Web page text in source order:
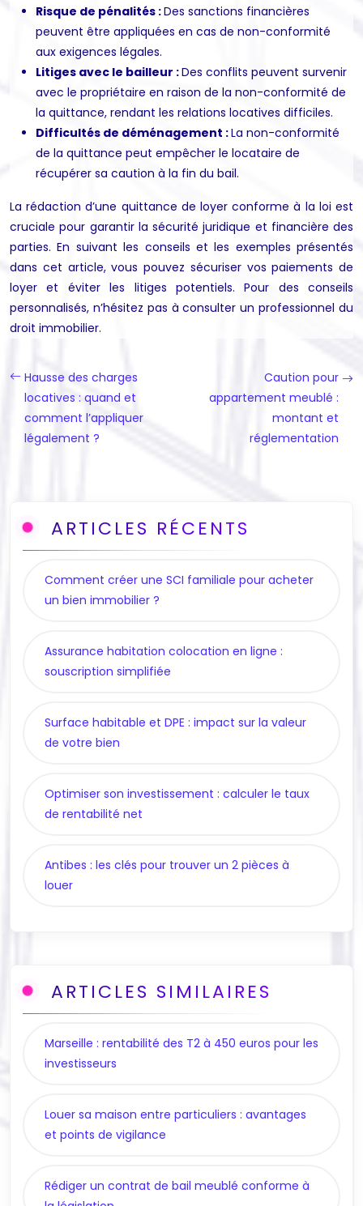
Risque de pénalités :Des sanctions financières
peuvent être appliquées en cas de non-conformité
aux exigences légales.
Litiges avec le bailleur :Des conflits peuvent survenir
avec le propriétaire en raison de la non-conformité de
la quittance, rendant les relations locatives difficiles.
Difficultés de déménagement :La non-conformité
de la quittance peut empêcher le locataire de
récupérer sa caution à la fin du bail.
La rédaction d’une quittance de loyer conforme à la loi est
cruciale pour garantir la sécurité juridique et financière des
parties. En suivant les conseils et les exemples présentés
dans cet article, vous pouvez sécuriser vos paiements de
loyer et éviter les litiges potentiels. Pour des conseils
personnalisés, n’hésitez pas à consulter un professionnel du
droit immobilier.
Hausse des charges
locatives : quand et
comment l’appliquer
légalement ?
Caution pour
appartement meublé :
montant et
réglementation
ARTICLES RÉCENTS
Comment créer une SCI familiale pour acheter
un bien immobilier ?
Assurance habitation colocation en ligne :
souscription simplifiée
Surface habitable et DPE : impact sur la valeur
de votre bien
Optimiser son investissement : calculer le taux
de rentabilité net
Antibes : les clés pour trouver un 2 pièces à
louer
ARTICLES SIMILAIRES
Marseille : rentabilité des T2 à 450 euros pour les
investisseurs
Louer sa maison entre particuliers : avantages
et points de vigilance
Rédiger un contrat de bail meublé conforme à